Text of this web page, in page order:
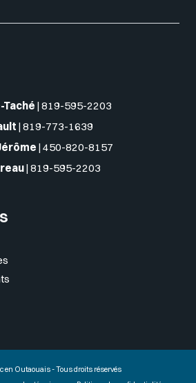
| 819-595-2203
| 819-773-1639
| 450-820-8157
| 819-595-2203
en Outaouais - Tous droits réservés